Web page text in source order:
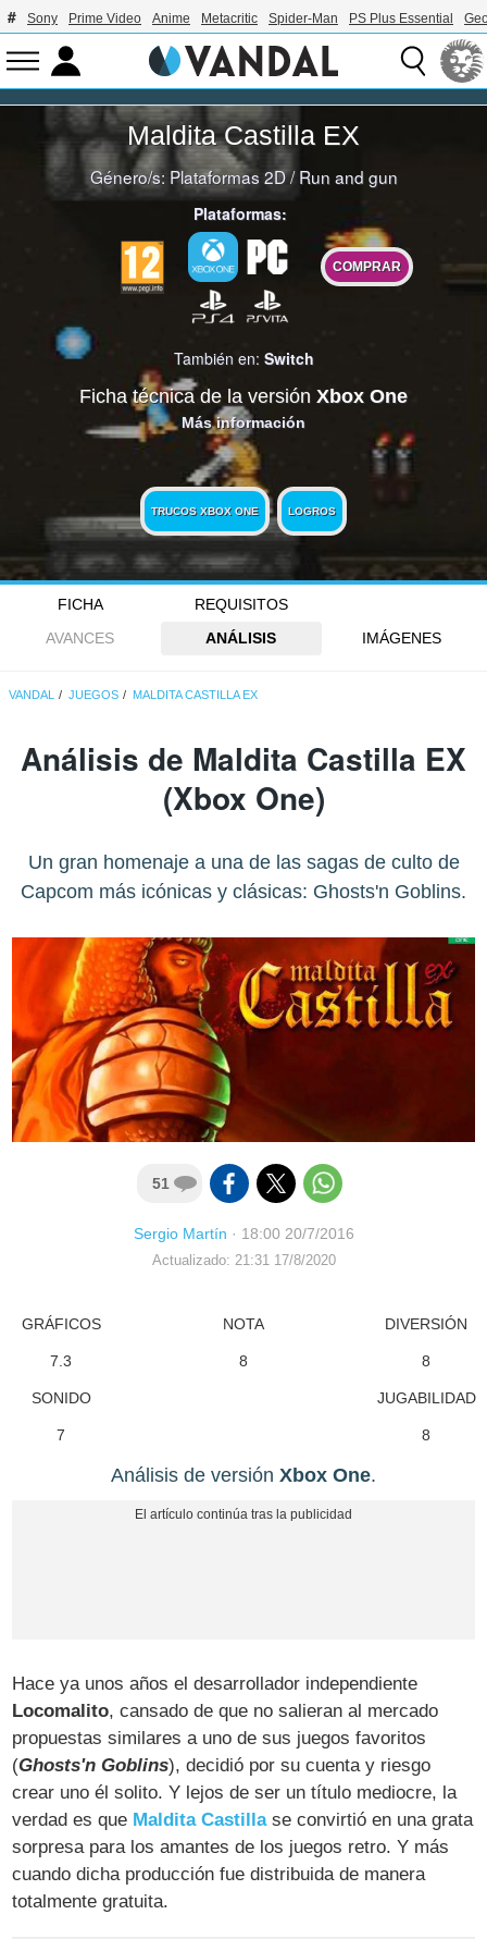
Sony Prime Video Anime Metacritic Spider-Man PS Plus Essential
Maldita Castilla EX
Género/s: Plataformas 2D/Run and gun
Plataformas:
COMPRAR
También en: Switch
Ficha técnica de la versión Xbox One
Más información
TRUCOS XBOX ONE LOGROS
FICHA
REQUISITOS
AVANCES
ANÁLISIS IMÁGENES
VANDAL JUEGOS MALDITA CASTILLA EX
Análisis de Maldita Castilla EX
(Xbox One)
Un gran homenaje a una de las sagas de culto de
Capcom más icónicas y clásicas: Ghosts'n Goblins.
51
Sergio Martín · 18:00 20/7/2016
Actualizado: 21:31 17/8/2020
GRÁFICOS
7.3
SONIDO
7
NOTA
8
DIVERSIÓN
8
JUGABILIDAD
8
Análisis de versión Xbox One.
Hace ya unos años el desarrollador independiente
Locomalito, cansado de que no salieran al mercado
propuestas similares a uno de sus juegos favoritos
(Ghosts'n Goblins), decidió por su cuenta y riesgo
crear uno él solito. Y lejos de ser un título mediocre, la
verdad es que Maldita Castillase convirtió en una grata
sorpresa para los amantes de los juegos retro. Y más
cuando dicha producción fue distribuida de manera
totalmente gratuita.